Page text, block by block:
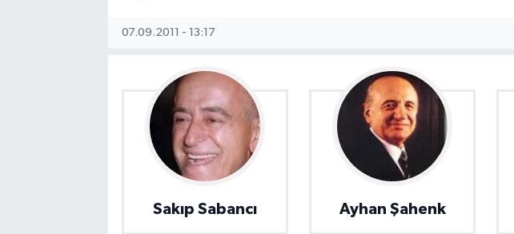
07.09.2011 - 13:17
Sakıp Sabancı Ayhan Şahenk